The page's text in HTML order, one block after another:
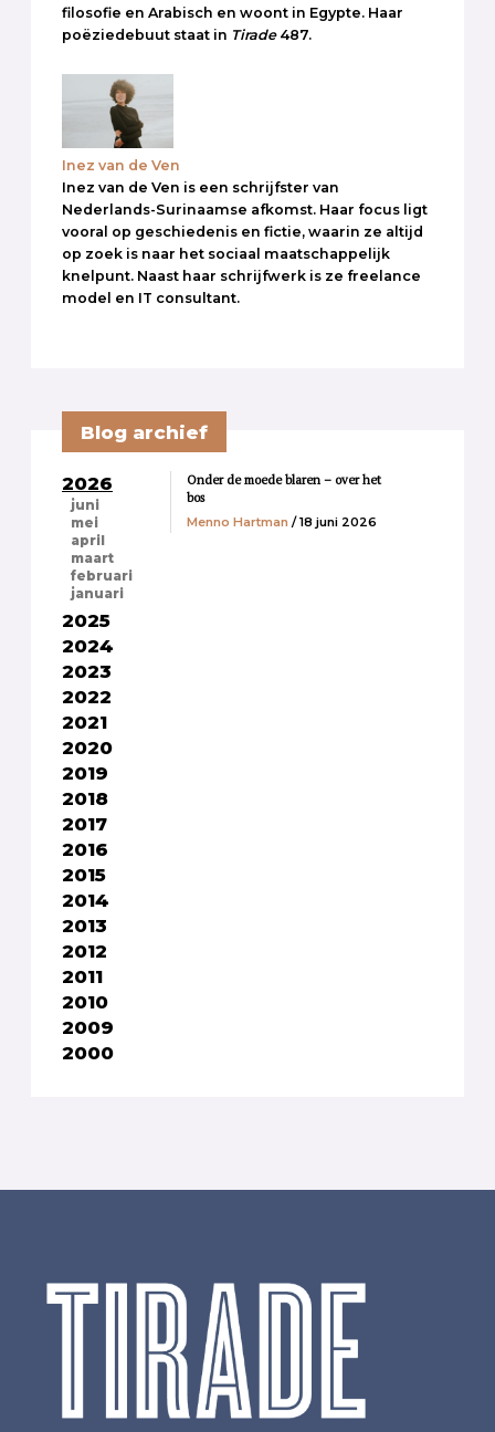
filosofie en Arabisch en woont in Egypte. Haar
poëziedebuut staat in Tirade 487.
Inez van de Ven
Inez van de Ven is een schrijfster van
Nederlands-Surinaamse afkomst. Haar focus ligt
vooral op geschiedenis en fictie, waarin ze altijd
op zoek is naar het sociaal maatschappelijk
knelpunt. Naast haar schrijfwerk is ze freelance
model en IT consultant.
Blog archief
2026
juni
mei
april
maart
februari
januari
2025
2024
2023
2022
2021
2020
2019
2018
2017
2016
2015
2014
2013
2012
2011
2010
2009
2000
Onder de moede blaren – over het
bos
Menno Hartman / 18 juni 2026